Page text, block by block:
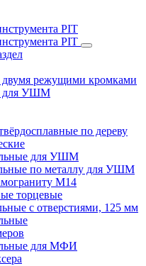
PIT
PIT
двумя режущими кромками
для УШМ
по дереву
для УШМ
по металлу для УШМ
M14
торцевые
с отверстиями, 125 мм
для МФИ